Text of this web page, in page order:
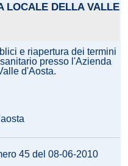
LOCALE DELLA VALLE
e riapertura dei termini
presso l'Azienda
d'Aosta.
45 del 08-06-2010